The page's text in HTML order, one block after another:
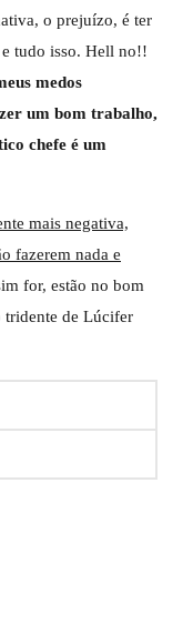
o prejuízo, é ter
e tudo isso. Hell no!!
medos
um bom trabalho,
chefe é um
mais negativa,
fazerem nada e
for, estão no bom
tridente de Lúcifer